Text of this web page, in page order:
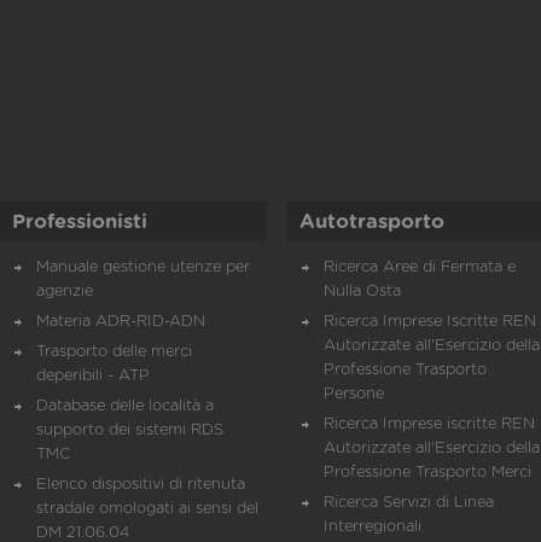
Professionisti
Manuale gestione utenze per
agenzie
Materia ADR-RID-ADN
Trasporto delle merci
deperibili - ATP
Database delle località a
supporto dei sistemi RDS
TMC
Elenco dispositivi di ritenuta
stradale omologati ai sensi del
DM 21.06.04
Autotrasporto
Ricerca Aree di Fermata e
Nulla Osta
Ricerca Imprese Iscritte REN
Autorizzate all'Esercizio della
Professione Trasporto
Persone
Ricerca Imprese iscritte REN
Autorizzate all'Esercizio della
Professione Trasporto Merci
Ricerca Servizi di Linea
Interregionali